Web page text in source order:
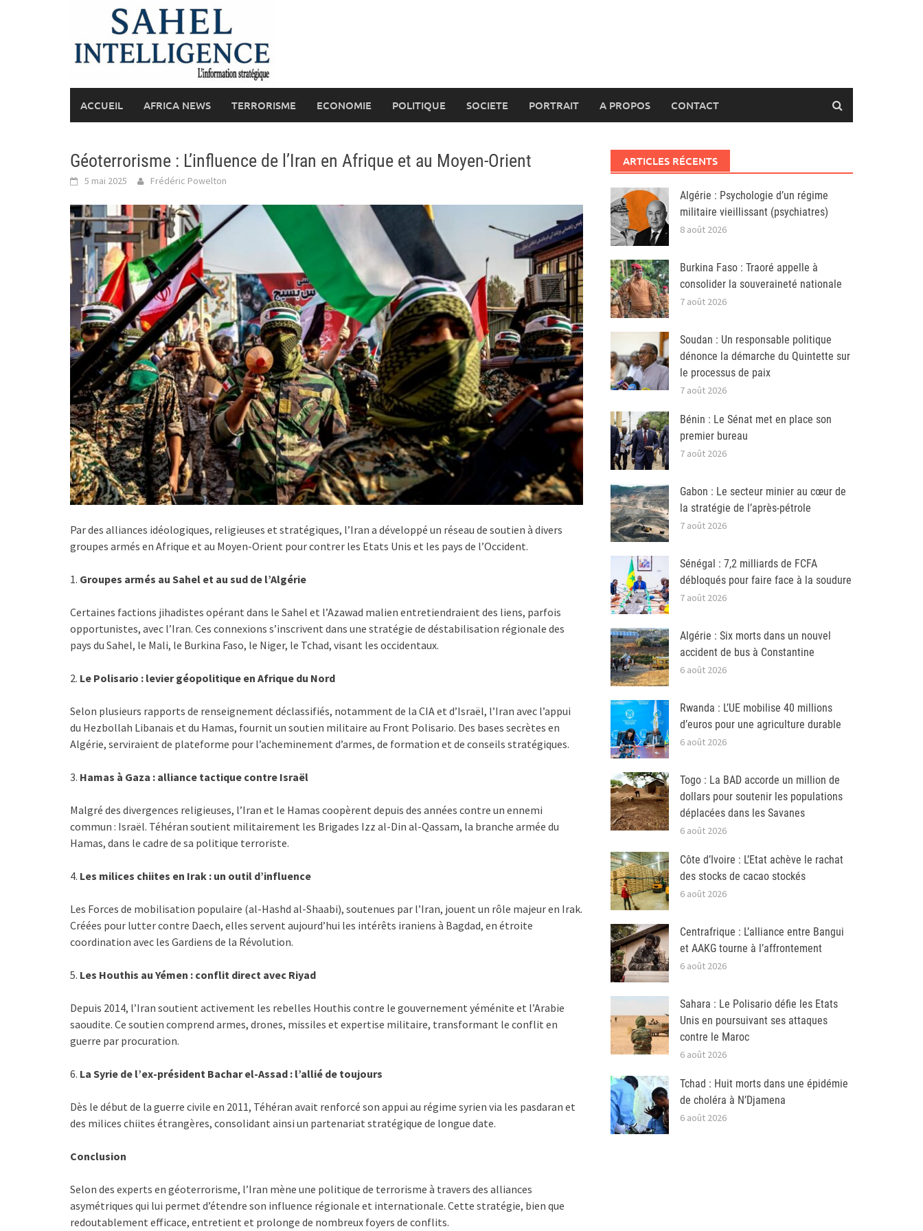
ACCUEIL AFRICA NEWS TERRORISME ECONOMIE POLITIQUE SOCIETE PORTRAIT A PROPOS CONTACT
Géoterrorisme : L’influence de l’Iran en Afrique et au Moyen-Orient
5 mai 2025 Frédéric Powelton
Par des alliances idéologiques, religieuses et stratégiques, l’Iran a développé un réseau de soutien à divers
groupes armés en Afrique et au Moyen-Orient pour contrer les Etats Unis et les pays de l’Occident.
1. Groupes armés au Sahel et au sud de l’Algérie
Certaines factions jihadistes opérant dans le Sahel et l’Azawad malien entretiendraient des liens, parfois
opportunistes, avec l’Iran. Ces connexions s’inscrivent dans une stratégie de déstabilisation régionale des
pays du Sahel, le Mali, le Burkina Faso, le Niger, le Tchad, visant les occidentaux.
2. Le Polisario : levier géopolitique en Afrique du Nord
Selon plusieurs rapports de renseignement déclassifiés, notamment de la CIA et d’Israël, l’Iran avec l’appui
du Hezbollah Libanais et du Hamas, fournit un soutien militaire au Front Polisario. Des bases secrètes en
Algérie, serviraient de plateforme pour l’acheminement d’armes, de formation et de conseils stratégiques.
3. Hamas à Gaza : alliance tactique contre Israël
Malgré des divergences religieuses, l’Iran et le Hamas coopèrent depuis des années contre un ennemi
commun : Israël. Téhéran soutient militairement les Brigades Izz al-Din al-Qassam, la branche armée du
Hamas, dans le cadre de sa politique terroriste.
4. Les milices chiites en Irak : un outil d’influence
Les Forces de mobilisation populaire (al-Hashd al-Shaabi), soutenues par l’Iran, jouent un rôle majeur en Irak.
Créées pour lutter contre Daech, elles servent aujourd’hui les intérêts iraniens à Bagdad, en étroite
coordination avec les Gardiens de la Révolution.
5. Les Houthis au Yémen : conflit direct avec Riyad
Depuis 2014, l’Iran soutient activement les rebelles Houthis contre le gouvernement yéménite et l’Arabie
saoudite. Ce soutien comprend armes, drones, missiles et expertise militaire, transformant le conflit en
guerre par procuration.
6. La Syrie de l’ex-président Bachar el-Assad : l’allié de toujours
Dès le début de la guerre civile en 2011, Téhéran avait renforcé son appui au régime syrien via les pasdaran et
des milices chiites étrangères, consolidant ainsi un partenariat stratégique de longue date.
Conclusion
Selon des experts en géoterrorisme, l’Iran mène une politique de terrorisme à travers des alliances
asymétriques qui lui permet d’étendre son influence régionale et internationale. Cette stratégie, bien que
redoutablement efficace, entretient et prolonge de nombreux foyers de conflits.
ARTICLES RÉCENTS
Algérie : Psychologie d’un régime
militaire vieillissant (psychiatres)
8 août 2026
Burkina Faso : Traoré appelle à
consolider la souveraineté nationale
7 août 2026
Soudan : Un responsable politique
dénonce la démarche du Quintette sur
le processus de paix
7 août 2026
Bénin : Le Sénat met en place son
premier bureau
7 août 2026
Gabon : Le secteur minier au cœur de
la stratégie de l’après-pétrole
7 août 2026
Sénégal : 7,2 milliards de FCFA
débloqués pour faire face à la soudure
7 août 2026
Algérie : Six morts dans un nouvel
accident de bus à Constantine
6 août 2026
Rwanda : L’UE mobilise 40 millions
d’euros pour une agriculture durable
6 août 2026
Togo : La BAD accorde un million de
dollars pour soutenir les populations
déplacées dans les Savanes
6 août 2026
Côte d’Ivoire : L’Etat achève le rachat
des stocks de cacao stockés
6 août 2026
Centrafrique : L’alliance entre Bangui
et AAKG tourne à l’affrontement
6 août 2026
Sahara : Le Polisario défie les Etats
Unis en poursuivant ses attaques
contre le Maroc
6 août 2026
Tchad : Huit morts dans une épidémie
de choléra à N’Djamena
6 août 2026